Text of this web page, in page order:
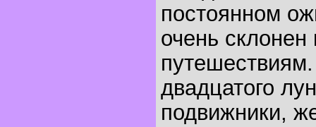
постоянном
очень
двадцатого
подвижники,